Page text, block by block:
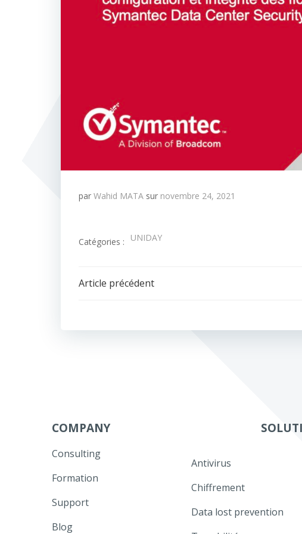
par Wahid MATA sur novembre 24, 2021
Catégories : UNIDAY
Navigation
Article précédent
COMPANY
Consulting
Formation
Support
Blog
Antivirus
Chiffrement
Data lost prevention